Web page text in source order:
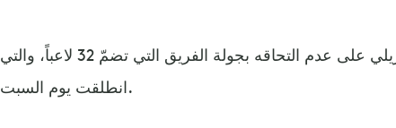
واتفق النادي مع اللاعب البرازيلي على عدم التحاقه بجولة الفريق التي تضمّ 32 لاعباً، والتي
انطلقت يوم السبت.